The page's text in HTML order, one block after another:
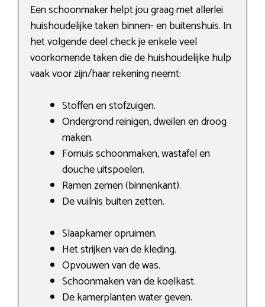
Een schoonmaker helpt jou graag met allerlei
huishoudelijke taken binnen- en buitenshuis. In
het volgende deel check je enkele veel
voorkomende taken die de huishoudelijke hulp
vaak voor zijn/haar rekening neemt:
Stoffen en stofzuigen.
Ondergrond reinigen, dweilen en droog
maken.
Fornuis schoonmaken, wastafel en
douche uitspoelen.
Ramen zemen (binnenkant).
De vuilnis buiten zetten.
Slaapkamer opruimen.
Het strijken van de kleding.
Opvouwen van de was.
Schoonmaken van de koelkast.
De kamerplanten water geven.